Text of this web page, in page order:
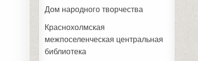
Дом народного творчества
Краснохолмская
межпоселенческая центральная
библиотека